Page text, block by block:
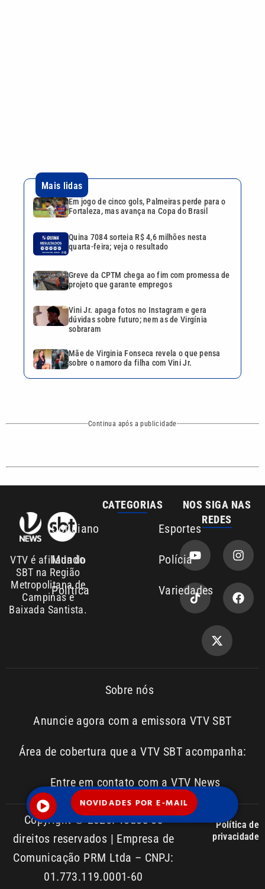
NOVIDADES POR E-MAIL
dúvidas sobre futuro; nem as de Virgínia
sobraram
Mãe de Virginia Fonseca revela o que pensa
sobre o namoro da filha com Vini Jr.
Continua após a publicidade
VTV é afiliada do
CATEGORIAS
Cotidiano Esportes
Mundo Polícia
NOS SIGA NAS
Sobre nós
Anuncie agora com a emissora VTV SBT
Área de cobertura que a VTV SBT acompanha:
Entre em contato com a VTV News
01.773.119.0001-60
Política de
privacidade